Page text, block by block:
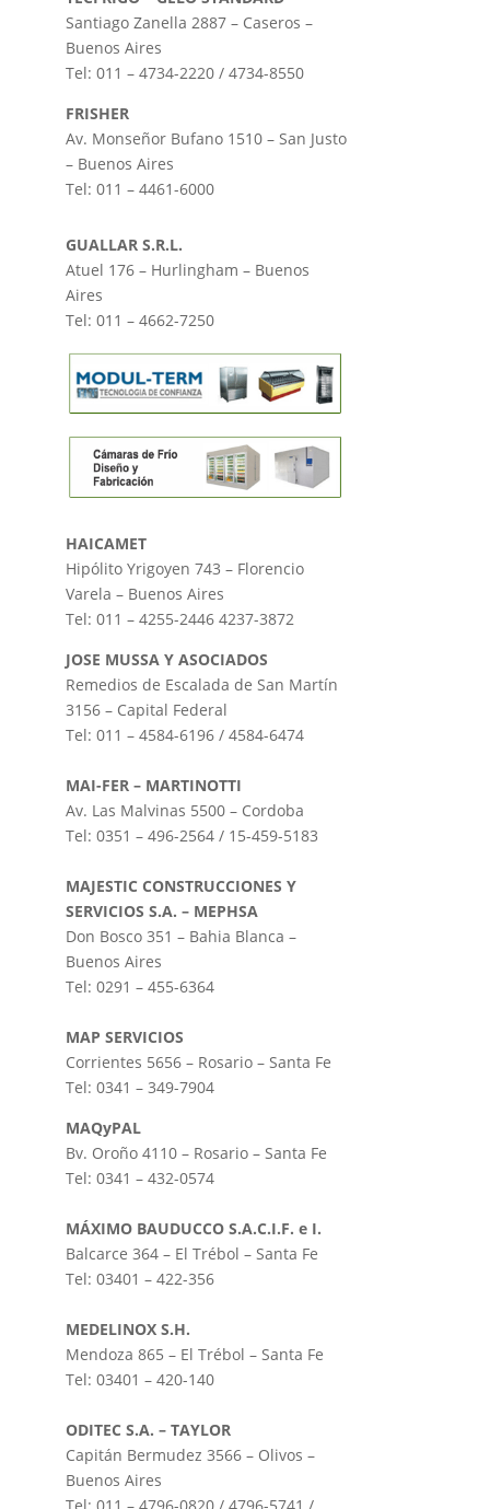
Santiago Zanella 2887 – Caseros –
Buenos Aires
Tel: 011 – 4734-2220 / 4734-8550
FRISHER
Av. Monseñor Bufano 1510 – San Justo
– Buenos Aires
Tel: 011 – 4461-6000
GUALLAR S.R.L.
Atuel 176 – Hurlingham – Buenos
Aires
Tel: 011 – 4662-7250
HAICAMET
Hipólito Yrigoyen 743 – Florencio
Varela – Buenos Aires
Tel: 011 – 4255-2446 4237-3872
JOSE MUSSA Y ASOCIADOS
Remedios de Escalada de San Martín
3156 – Capital Federal
Tel: 011 – 4584-6196 / 4584-6474
MAI-FER – MARTINOTTI
Av. Las Malvinas 5500 – Cordoba
Tel: 0351 – 496-2564 / 15-459-5183
MAJESTIC CONSTRUCCIONES Y
SERVICIOS S.A. – MEPHSA
Don Bosco 351 – Bahia Blanca –
Buenos Aires
Tel: 0291 – 455-6364
MAP SERVICIOS
Corrientes 5656 – Rosario – Santa Fe
Tel: 0341 – 349-7904
MAQyPAL
Bv. Oroño 4110 – Rosario – Santa Fe
Tel: 0341 – 432-0574
MÁXIMO BAUDUCCO S.A.C.I.F. e I.
Balcarce 364 – El Trébol – Santa Fe
Tel: 03401 – 422-356
MEDELINOX S.H.
Mendoza 865 – El Trébol – Santa Fe
Tel: 03401 – 420-140
ODITEC S.A. – TAYLOR
Capitán Bermudez 3566 – Olivos –
Buenos Aires